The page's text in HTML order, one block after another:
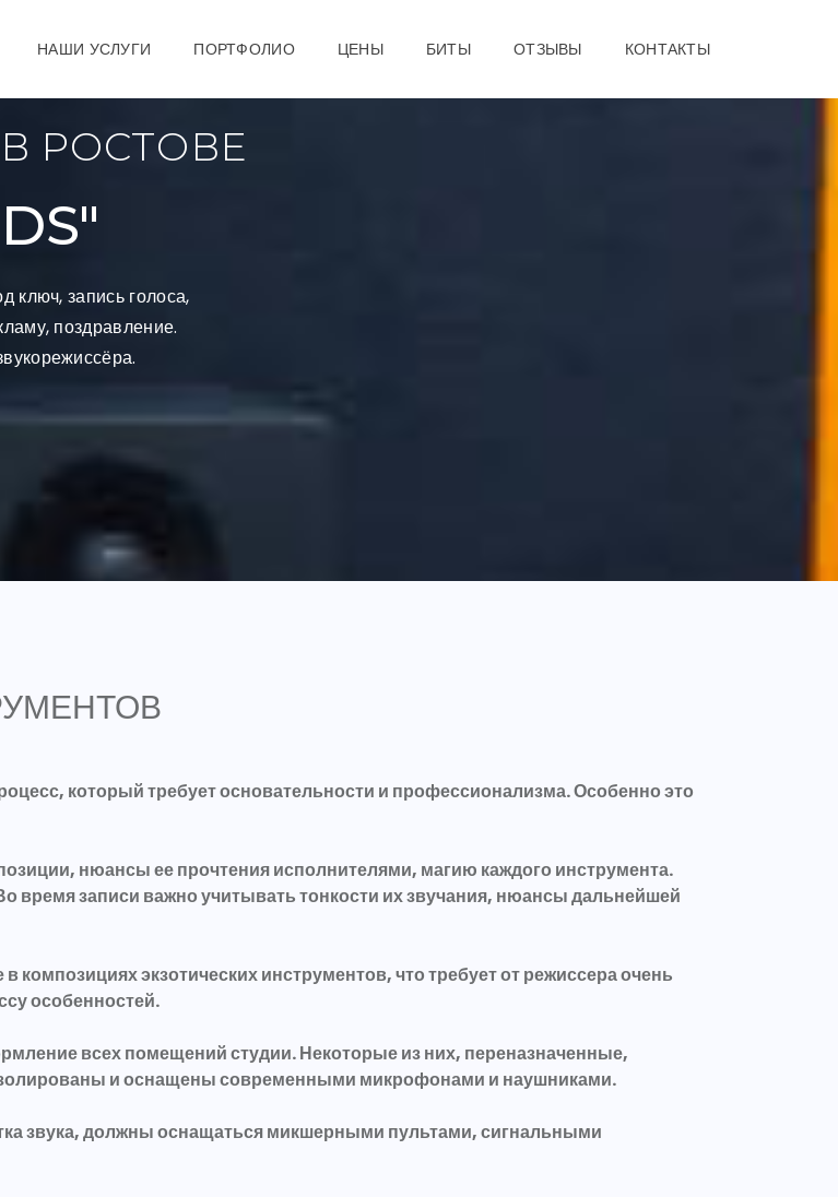
НАШИ УСЛУГИ ПОРТФОЛИО ЦЕНЫ БИТЫ ОТЗЫВЫ КОНТАКТЫ
РОСТОВЕ
ключ, запись голоса,
поздравление.
который требует основательности и профессионализма. Особенно это
нюансы ее прочтения исполнителями, магию каждого инструмента.
время записи важно учитывать тонкости их звучания, нюансы дальнейшей
экзотических инструментов, что требует от режиссера очень
особенностей.
всех помещений студии. Некоторые из них, переназначенные,
и оснащены современными микрофонами и наушниками.
звука, должны оснащаться микшерными пультами, сигнальными